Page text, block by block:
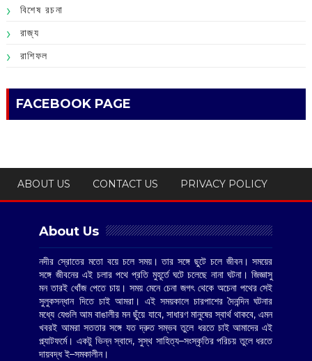
বিশেষ রচনা
রাজ্য
রাশিফল
FACEBOOK PAGE
ABOUT US CONTACT US PRIVACY POLICY
About Us
নদীর স্রোতের মতো বয়ে চলে সময়। তার সঙ্গে ছুটে চলে জীবন। সময়ের
সঙ্গে জীবনের এই চলার পথে প্রতি মুহূর্তে ঘটে চলেছে নানা ঘটনা। জিজ্ঞাসু
মন তারই খোঁজ পেতে চায়। সময় মেনে চেনা জগৎ থেকে অচেনা পথের সেই
সুলুকসন্ধান দিতে চাই আমরা। এই সময়কালে চারপাশের দৈনন্দিন ঘটনার
মধ্যে যেগুলি আম বাঙালীর মন ছুঁয়ে যাবে, সাধারণ মানুষের স্বার্থ থাকবে, এমন
খবরই আমরা সততার সঙ্গে যত দ্রুত সম্ভব তুলে ধরতে চাই আমাদের এই
প্ল্যাটফর্মে। একটু ভিন্ন স্বাদে, সুস্থ সাহিত্য–সংস্কৃতির পরিচয় তুলে ধরতে
দায়বদ্ধ ই–সমকালীন।